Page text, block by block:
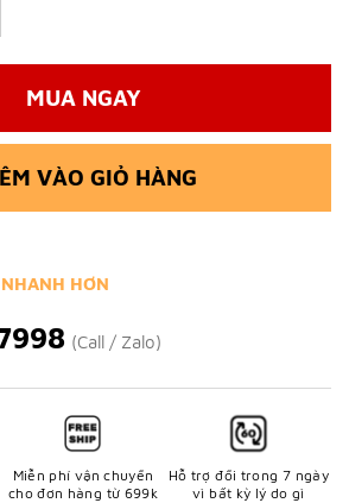
MUA NGAY
VÀO GIỎ HÀNG
HƠN
(Call / Zalo)
Miễn phí vận chuyển
cho đơn hàng từ 699k
Hỗ trợ đổi trong 7 ngày
vì bất kỳ lý do gì